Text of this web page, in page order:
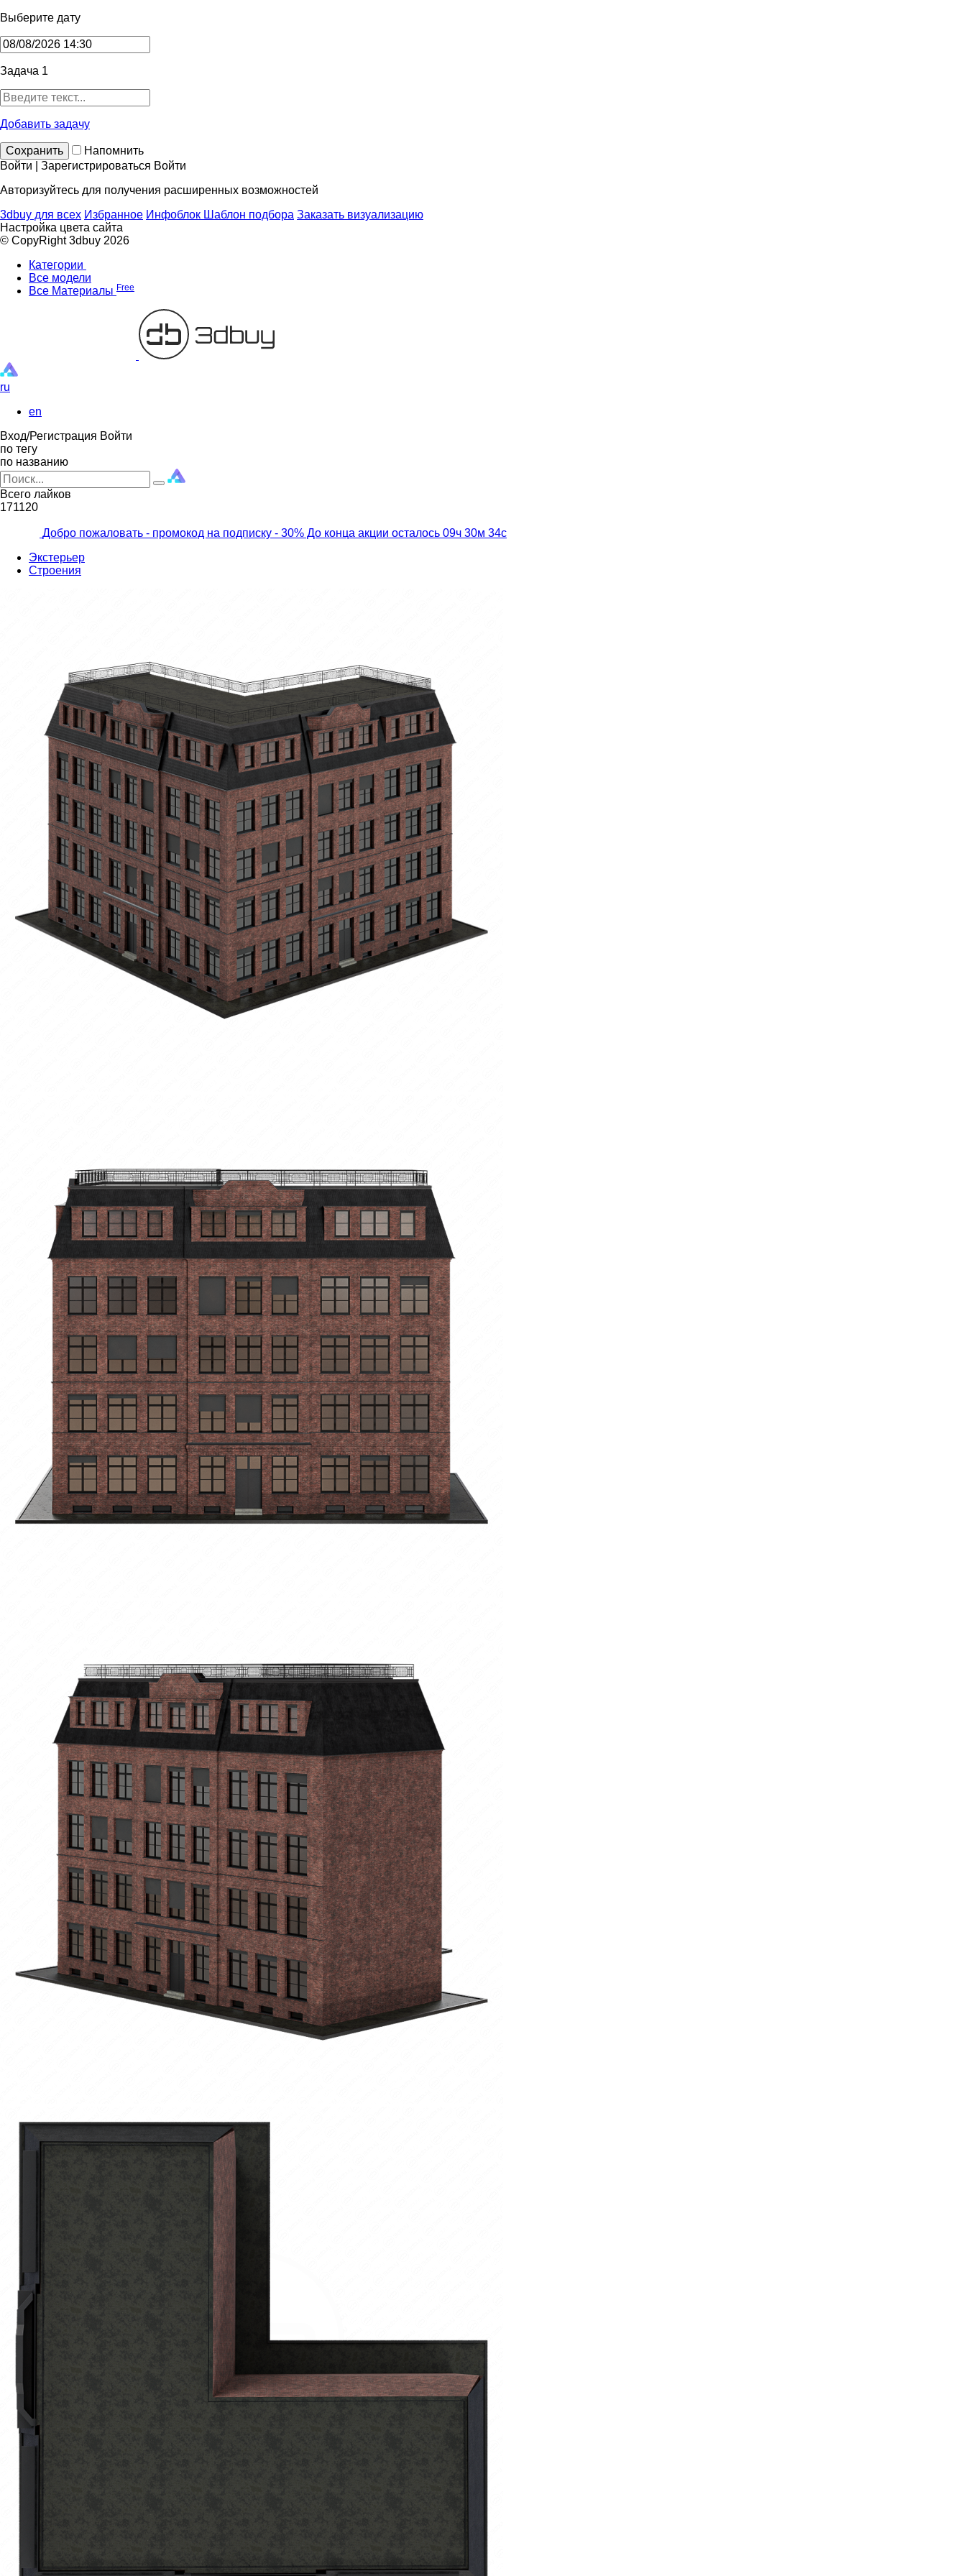
Выберите дату
Задача 1
Добавить задачу
Сохранить
Напомнить
Войти | Зарегистрироваться Войти
Авторизуйтесь для получения расширенных возможностей
3dbuy для всех Избранное Инфоблок Шаблон подбора Заказать визуализацию
Настройка цвета сайта
© CopyRight 3dbuy 2026
Категории
Все модели
Все Материалы Free
ru
en
Вход/Регистрация Войти
по тегу
по названию
Всего лайков
171120
Добро пожаловать - промокод на подписку - 30% До конца акции осталось 09ч 30м 32с
Экстерьер
Строения